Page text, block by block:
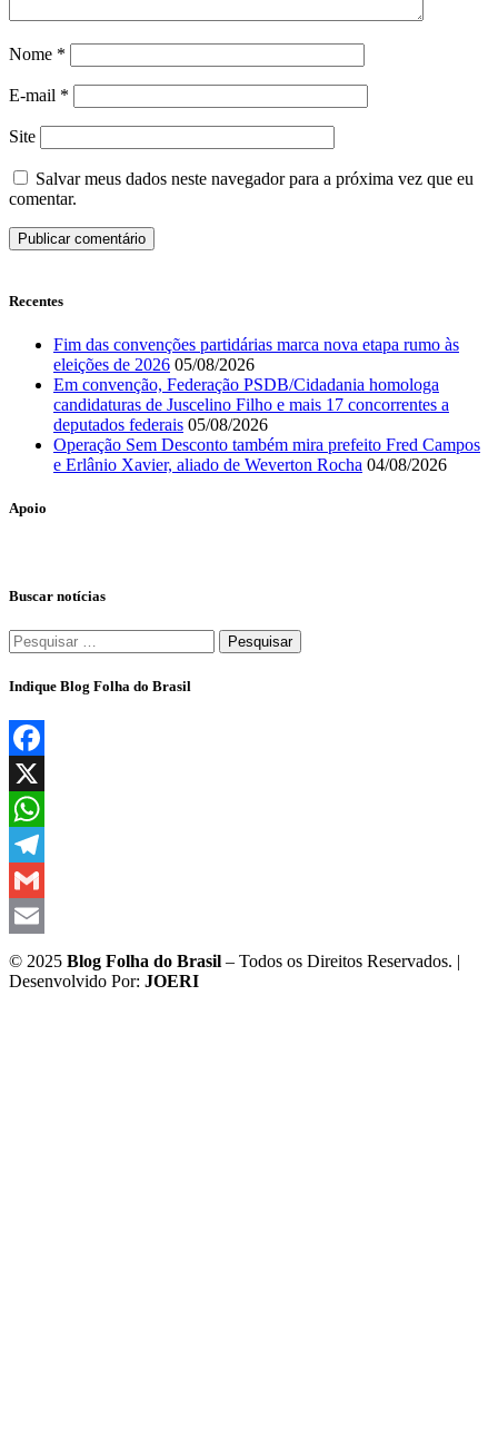
Nome *
E-mail *
Site
Salvar meus dados neste navegador para a próxima vez que eu
comentar.
Recentes
Fim das convenções partidárias marca nova etapa rumo às
eleições de 2026 05/08/2026
Em convenção, Federação PSDB/Cidadania homologa
candidaturas de Juscelino Filho e mais 17 concorrentes a
deputados federais 05/08/2026
Operação Sem Desconto também mira prefeito Fred Campos
e Erlânio Xavier, aliado de Weverton Rocha 04/08/2026
Apoio
Buscar notícias
Pesquisar
por:
Indique Blog Folha do Brasil
Facebook
X
WhatsApp
Telegram
Gmail
Email
© 2025 Blog Folha do Brasil – Todos os Direitos Reservados. |
Desenvolvido Por: JOERI